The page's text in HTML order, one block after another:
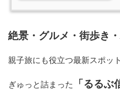
絶景・グルメ・街歩き
親子旅にも役立つ最新スポッ
ぎゅっと詰まった 「るるぶ